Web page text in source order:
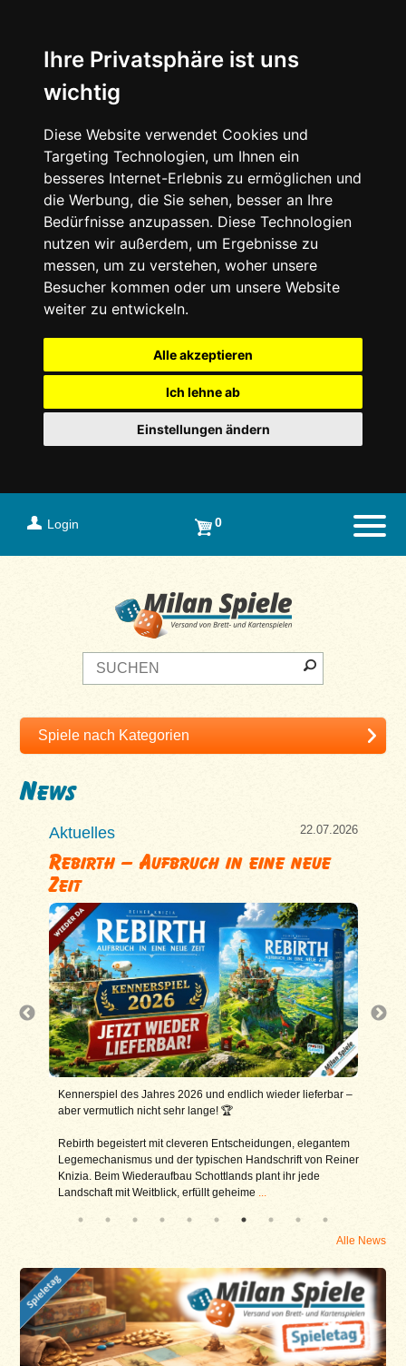
Ihre Privatsphäre ist uns
wichtig
Diese Website verwendet Cookies und
Targeting Technologien, um Ihnen ein
besseres Internet-Erlebnis zu ermöglichen und
die Werbung, die Sie sehen, besser an Ihre
Bedürfnisse anzupassen. Diese Technologien
nutzen wir außerdem, um Ergebnisse zu
messen, um zu verstehen, woher unsere
Besucher kommen oder um unsere Website
weiter zu entwickeln.
Alle akzeptieren
Ich lehne ab
Einstellungen ändern
Login 0
News
Aktuelles 22.07.2026
Rebirth – Aufbruch in eine neue
Zeit
Kennerspiel des Jahres 2026 und endlich wieder lieferbar –
aber vermutlich nicht sehr lange! 🏆
Rebirth begeistert mit cleveren Entscheidungen, elegantem
Legemechanismus und der typischen Handschrift von Reiner
Knizia. Beim Wiederaufbau Schottlands plant ihr jede
Landschaft mit Weitblick, erfüllt geheime
Alle News